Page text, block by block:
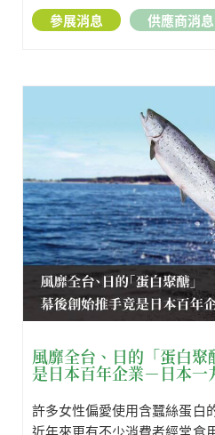
參展消息 供應商消息
風靡全台、日的「蛋白
是日本百年企業－日本一
許多女性偏愛使用含蠶絲蛋白
近年來更有不少消費者經常食